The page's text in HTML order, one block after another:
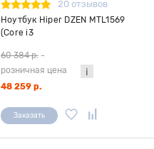
20 отзывов
Ноутбук Hiper DZEN MTL1569
(Core i3
Graphics/15.6"/1920x1080/Win10)
серебристый
60 384 р. -
розничная цена
48 259 р.
Заказать